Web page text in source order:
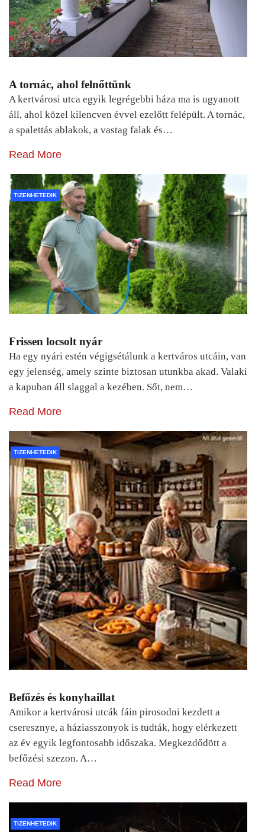
A tornác, ahol felnőttünk
A kertvárosi utca egyik legrégebbi háza ma is ugyanott
áll, ahol közel kilencven évvel ezelőtt felépült. A tornác,
a spalettás ablakok, a vastag falak és…
Read More
TIZENHETEDIK
Frissen locsolt nyár
Ha egy nyári estén végigsétálunk a kertváros utcáin, van
egy jelenség, amely szinte biztosan utunkba akad. Valaki
a kapuban áll slaggal a kezében. Sőt, nem…
Read More
TIZENHETEDIK
Befőzés és konyhaillat
Amikor a kertvárosi utcák fáin pirosodni kezdett a
cseresznye, a háziasszonyok is tudták, hogy elérkezett
az év egyik legfontosabb időszaka. Megkezdődött a
befőzési szezon. A…
Read More
TIZENHETEDIK